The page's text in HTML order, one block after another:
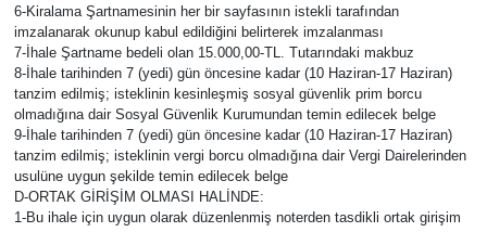
6-Kiralama Şartnamesinin her bir sayfasının istekli tarafından
imzalanarak okunup kabul edildiğini belirterek imzalanması
7-İhale Şartname bedeli olan 15.000,00-TL. Tutarındaki makbuz
8-İhale tarihinden 7 (yedi) gün öncesine kadar (10 Haziran-17 Haziran)
tanzim edilmiş; isteklinin kesinleşmiş sosyal güvenlik prim borcu
olmadığına dair Sosyal Güvenlik Kurumundan temin edilecek belge
9-İhale tarihinden 7 (yedi) gün öncesine kadar (10 Haziran-17 Haziran)
tanzim edilmiş; isteklinin vergi borcu olmadığına dair Vergi Dairelerinden
usulüne uygun şekilde temin edilecek belge
D-ORTAK GİRİŞİM OLMASI HALİNDE:
1-Bu ihale için uygun olarak düzenlenmiş noterden tasdikli ortak girişim